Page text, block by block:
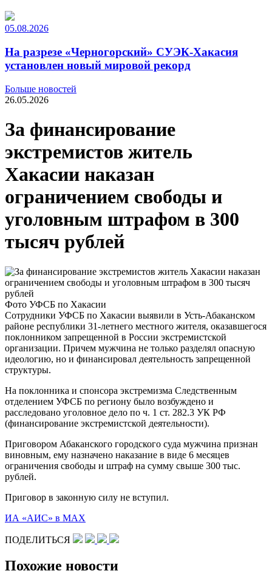
05.08.2026
На разрезе «Черногорский» СУЭК-Хакасия
установлен новый мировой рекорд
Больше новостей
26.05.2026
За финансирование
экстремистов житель
Хакасии наказан
ограничением свободы и
уголовным штрафом в 300
тысяч рублей
Фото УФСБ по Хакасии
Сотрудники УФСБ по Хакасии выявили в Усть-Абаканском
районе республики 31-летнего местного жителя, оказавшегося
поклонником запрещенной в России экстремистской
организации. Причем мужчина не только разделял опасную
идеологию, но и финансировал деятельность запрещенной
структуры.
На поклонника и спонсора экстремизма Следственным
отделением УФСБ по региону было возбуждено и
расследовано уголовное дело по ч. 1 ст. 282.3 УК РФ
(финансирование экстремистской деятельности).
Приговором Абаканского городского суда мужчина признан
виновным, ему назначено наказание в виде 6 месяцев
ограничения свободы и штраф на сумму свыше 300 тыс.
рублей.
Приговор в законную силу не вступил.
ИА «АИС» в МАХ
ПОДЕЛИТЬСЯ
Похожие новости